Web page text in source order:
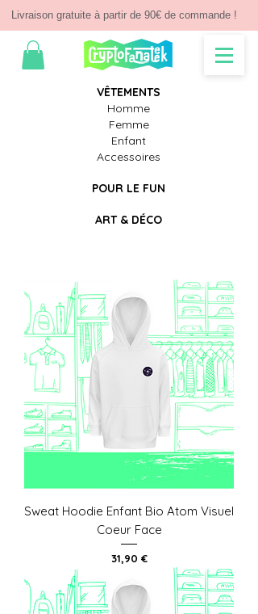
Livraison gratuite à partir de 90€ de commande !
VÊTEMENTS
Homme
Femme
Enfant
Accessoires
POUR LE FUN
ART & DÉCO
Sweat Hoodie Enfant Bio Atom Visuel
Coeur Face
Prix
31,90 €